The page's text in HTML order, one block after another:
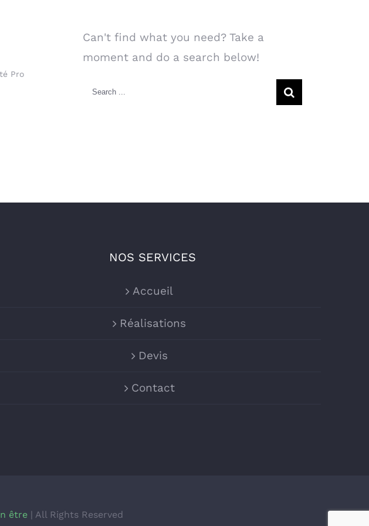
Pro
Can't find what you need? Take a
moment and do a search below!
Search
NOS SERVICES
Accueil
Réalisations
Devis
Contact
être | All Rights Reserved